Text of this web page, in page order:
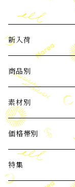
新入荷
2024年3月新入荷
2024年4月新入荷
2024年5月新入荷
2024年6月新入荷
商品別
ピアス
イヤーカフ
ネックレス
素材別
パール
バロックパール
天然石
価格帯別
3,000円以下
特集